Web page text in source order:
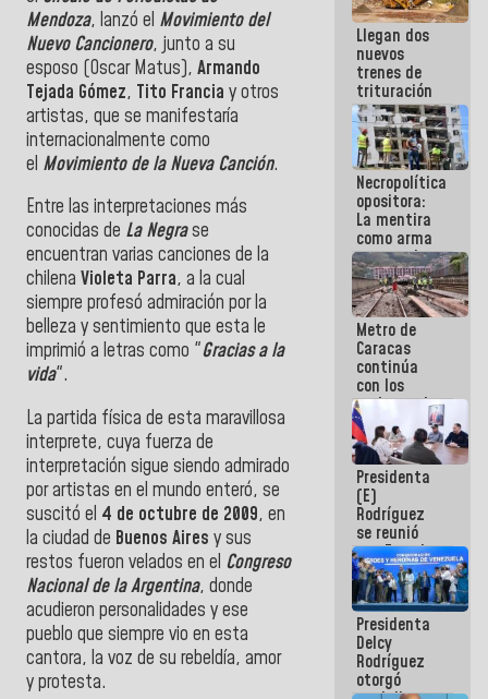
Mendoza, lanzó el Movimiento del
Nuevo Cancionero, junto a su
esposo (Oscar Matus), Armando
Tejada Gómez, Tito Francia y otros
artistas, que se manifestaría
internacionalmente como
el Movimiento de la Nueva Canción.
Entre las interpretaciones más
conocidas de La Negrase
encuentran varias canciones de la
chilena Violeta Parra, a la cual
siempre profesó admiración por la
belleza y sentimiento que esta le
imprimió a letras como "Gracias a la
vida".
La partida física de esta maravillosa
interprete, cuya fuerza de
interpretación sigue siendo admirado
por artistas en el mundo enteró, se
suscitó el 4 de octubre de 2009, en
la ciudad de Buenos Aires y sus
restos fueron velados en el Congreso
Nacional de la Argentina, donde
acudieron personalidades y ese
pueblo que siempre vio en esta
cantora, la voz de su rebeldía, amor
y protesta.
que haces
es
embarrarla
Llegan dos
nuevos
trenes de
trituración
para
optimizar
manejo de
escombros
en La Guaira
Necropolítica
opositora:
La mentira
como arma
contra el
Pueblo
Metro de
Caracas
continúa
con los
trabajos de
mantenimiento
e inspección
en la Línea 2
Presidenta
(E)
Rodríguez
se reunió
con Estado
Mayor
Eléctrico
para
abordar
planes de
acción
Presidenta
Delcy
Rodríguez
otorgó